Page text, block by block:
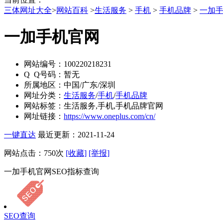
三体网址大全>网站百科 >生活服务 > 手机 > 手机品牌 > 一加
一加手机官网
网站编号： 100220218231
Q Q号码： 暂无
所属地区： 中国/广东/深圳
网址分类： 生活服务/手机/手机品牌
网站标签： 生活服务,手机,手机品牌官网
网址链接： https://www.oneplus.com/cn/
一键直达 最近更新：2021-11-24
网站点击： 750次 [收藏] [举报]
一加手机官网SEO指标查询
SEO查询